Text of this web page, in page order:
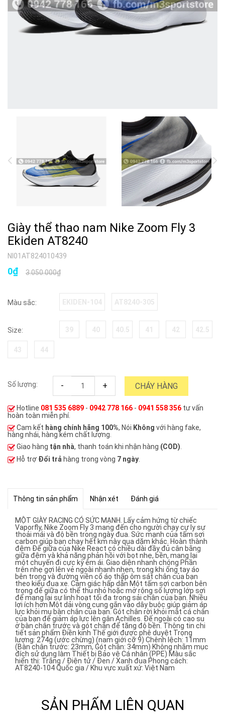
Giày thể thao nam Nike Zoom Fly 3
Ekiden AT8240
NI01AT824010439
3.050.000₫
0₫
Màu sắc:
Size:
Số lượng: - + CHÁY HÀNG
Hotline 081 535 6889 - 0942 778 166 - 0941 558 356 tư vấn
hoàn toàn miễn phí.
Cam kết hàng chính hãng 100%, Nói Không với hàng fake,
hàng nhái, hàng kém chất lượng.
Giao hàng tận nhà, thanh toán khi nhận hàng (COD).
Hỗ trợ Đổi trả hàng trong vòng 7 ngày
Thông tin sản phẩm Nhận xét Đánh giá
MỘT GIÀY RACING CÓ SỨC MẠNH. Lấy cảm hứng từ chiếc
Vaporfly, Nike Zoom Fly 3 mang đến cho người chạy cự ly sự
thoải mái và độ bền trong ngày đua. Sức mạnh của tấm sợi
carbon giúp bạn chạy hết km này qua dặm khác. Hoàn thành
đệm Đế giữa của Nike React có chiều dài đầy đủ cân bằng
giữa đệm và khả năng phản hồi với bọt nhẹ, bền, mang lại
một chuyến đi cực kỳ êm ái. Giao diện nhanh chóng Phần
trên nhẹ gợi lên vẻ ngoài nhanh nhẹn, trong khi ống tay áo
bên trong và đường viền cổ áo thấp ôm sát chân của bạn
theo kiểu đua xe. Cảm giác hấp dẫn Một tấm sợi carbon bên
trong đế giữa có thể thu nhỏ hoặc mở rộng số lượng lớp sợi
để mang lại sự linh hoạt tối đa trong sải chân của bạn. Nhiều
lợi ích hơn Một dải vòng cung gắn vào dây buộc giúp giảm áp
lực khỏi mu bàn chân của bạn. Gót chân rời khỏi mắt cá chân
của bạn để giảm áp lực lên gân Achilles. Đế ngoài có cao su
ở bàn chân trước và gót chân để tăng độ bền. Thông tin chi
tiết sản phẩm Điền kinh Thế giới được phê duyệt Trọng
lượng: 274g (ước chừng) (nam giới cỡ 9) Chênh lệch: 11mm
(Bàn chân trước: 23mm, Gót chân: 34mm) Không nhằm mục
đích sử dụng làm Thiết bị Bảo vệ Cá nhân (PPE) Màu sắc
hiển thị: Trắng / Điện tử / Đen / Xanh đua Phong cách:
AT8240-104 Quốc gia / Khu vực xuất xứ: Việt Nam
SẢN PHẨM LIÊN QUAN